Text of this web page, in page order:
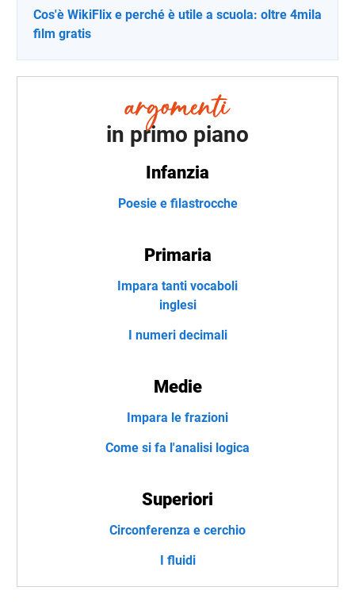
Cos'è WikiFlix e perché è utile a scuola: oltre 4mila
film gratis
in primo piano
Infanzia
Poesie e filastrocche
Primaria
Impara tanti vocaboli
inglesi
I numeri decimali
Medie
Impara le frazioni
Come si fa l'analisi logica
Superiori
Circonferenza e cerchio
I fluidi